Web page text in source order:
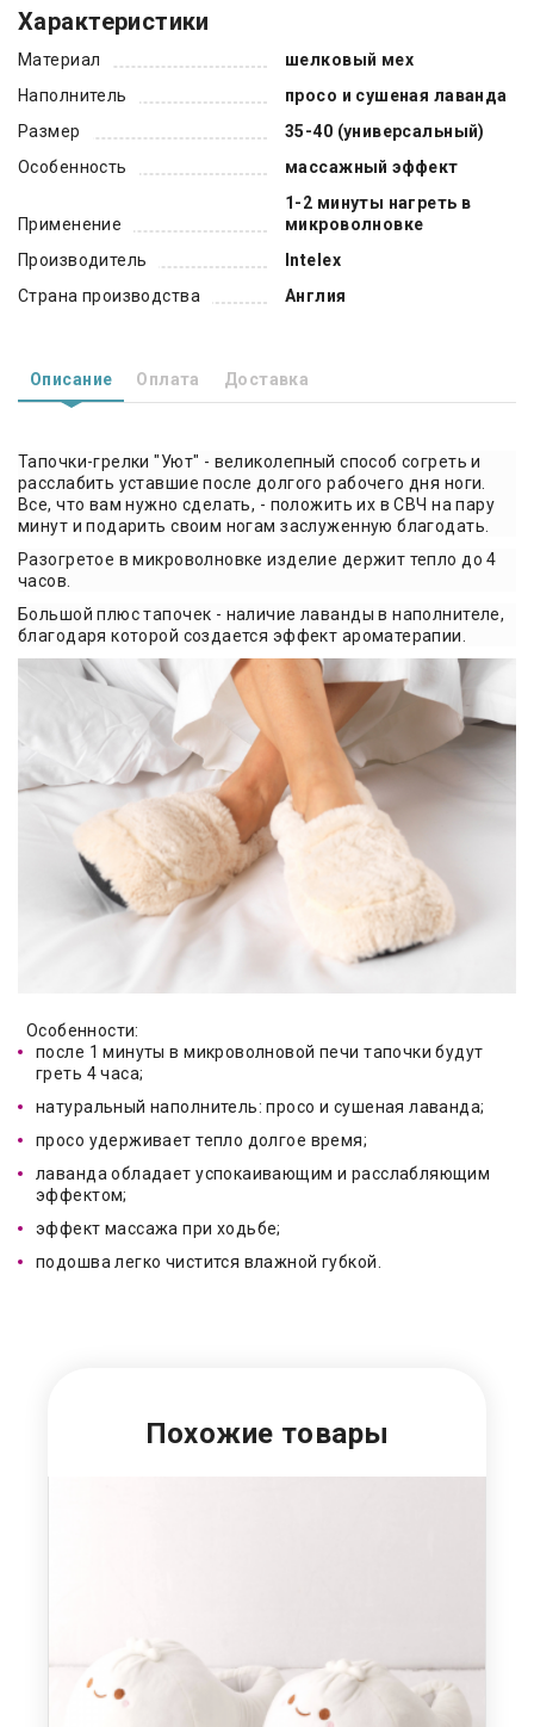
Характеристики
Материал
шелковый мех
Наполнитель
просо и сушеная лаванда
Размер
35-40 (универсальный)
Особенность
массажный эффект
Применение
1-2 минуты нагреть в
микроволновке
Производитель
Intelex
Страна производства
Англия
Описание Оплата Доставка
Тапочки-грелки "Уют" - великолепный способ согреть и
расслабить уставшие после долгого рабочего дня ноги.
Все, что вам нужно сделать, - положить их в СВЧ на пару
минут и подарить своим ногам заслуженную благодать.
Разогретое в микроволновке изделие держит тепло до 4
часов.
Большой плюс тапочек - наличие лаванды в наполнителе,
благодаря которой создается эффект ароматерапии.
Особенности:
после 1 минуты в микроволновой печи тапочки будут
греть 4 часа;
натуральный наполнитель: просо и сушеная лаванда;
просо удерживает тепло долгое время;
лаванда обладает успокаивающим и расслабляющим
эффектом;
эффект массажа при ходьбе;
подошва легко чистится влажной губкой.
Похожие товары